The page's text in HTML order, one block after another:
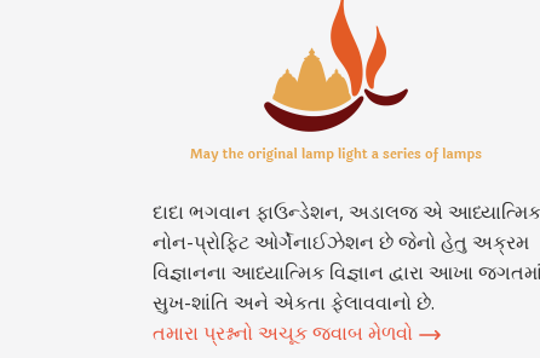
દાદા ભગવાન ફાઉન્ડેશન, અડાલજ એ આધ્યાત્મિક
નોન-પ્રોફિટ ઓર્ગેનાઈઝેશન છે જેનો હેતુ અક્રમ
વિજ્ઞાનના આધ્યાત્મિક વિજ્ઞાન દ્વારા આખા જગતમાં
સુખ-શાંતિ અને એકતા ફેલાવવાનો છે.
તમારા પ્રશ્નનો અચૂક જવાબ મેળવો